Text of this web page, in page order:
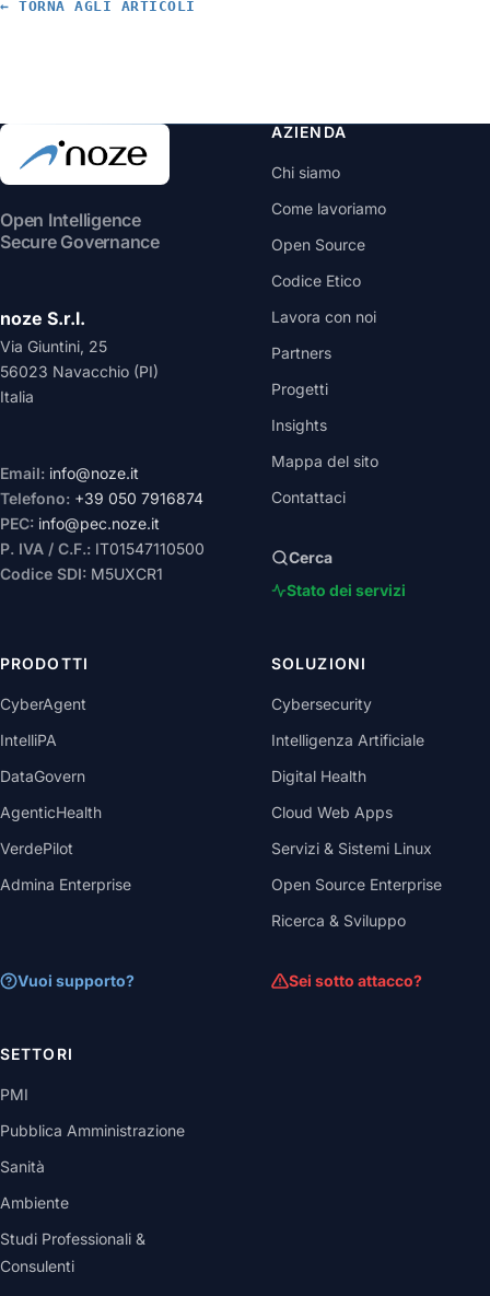
← TORNA AGLI ARTICOLI
Open Intelligence
Secure Governance
noze S.r.l.
Via Giuntini, 25
56023 Navacchio (PI)
Italia
Email: info@noze.it
Telefono: +39 050 7916874
PEC: info@pec.noze.it
P. IVA / C.F.: IT01547110500
Codice SDI: M5UXCR1
AZIENDA
Chi siamo
Come lavoriamo
Open Source
Codice Etico
Lavora con noi
Partners
Progetti
Insights
Mappa del sito
Contattaci
Cerca
Stato dei servizi
PRODOTTI
CyberAgent
IntelliPA
DataGovern
AgenticHealth
VerdePilot
Admina Enterprise
Vuoi supporto?
SOLUZIONI
Cybersecurity
Intelligenza Artificiale
Digital Health
Cloud Web Apps
Servizi & Sistemi Linux
Open Source Enterprise
Ricerca & Sviluppo
Sei sotto attacco?
SETTORI
PMI
Pubblica Amministrazione
Sanità
Ambiente
Studi Professionali &
Consulenti